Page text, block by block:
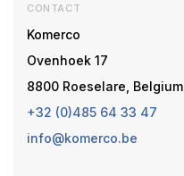
CONTACT
Komerco
Ovenhoek 17
8800 Roeselare, Belgium
+32 (0)485 64 33 47
info@komerco.be